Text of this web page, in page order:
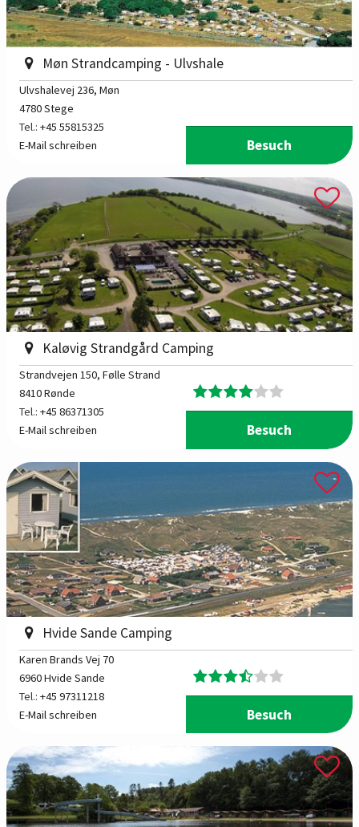
Møn Strandcamping - Ulvshale
Ulvshalevej 236, Møn
4780 Stege
Tel.: +45 55815325
E-Mail schreiben
Besuch
Kaløvig Strandgård Camping
Strandvejen 150, Følle Strand
8410 Rønde
Tel.: +45 86371305
E-Mail schreiben
Besuch
Hvide Sande Camping
Karen Brands Vej 70
6960 Hvide Sande
Tel.: +45 97311218
E-Mail schreiben
Besuch